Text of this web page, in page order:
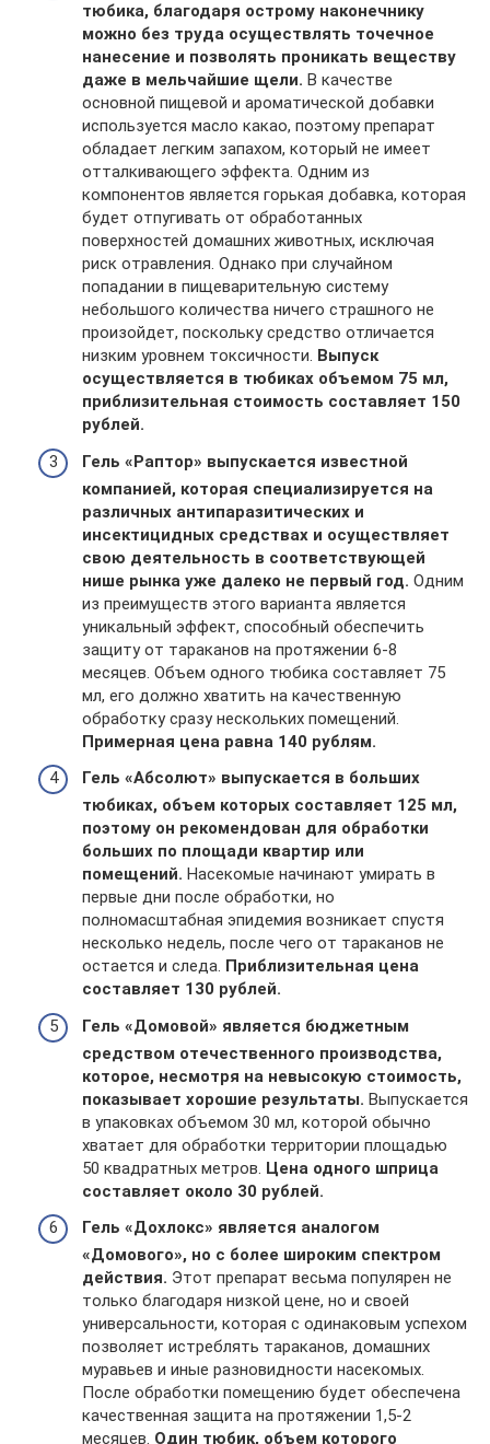
тюбика, благодаря острому наконечнику
можно без труда осуществлять точечное
нанесение и позволять проникать веществу
даже в мельчайшие щели. В качестве
основной пищевой и ароматической добавки
используется масло какао, поэтому препарат
обладает легким запахом, который не имеет
отталкивающего эффекта. Одним из
компонентов является горькая добавка, которая
будет отпугивать от обработанных
поверхностей домашних животных, исключая
риск отравления. Однако при случайном
попадании в пищеварительную систему
небольшого количества ничего страшного не
произойдет, поскольку средство отличается
низким уровнем токсичности. Выпуск
осуществляется в тюбиках объемом 75 мл,
приблизительная стоимость составляет 150
рублей.
Гель «Раптор» выпускается известной
компанией, которая специализируется на
различных антипаразитических и
инсектицидных средствах и осуществляет
свою деятельность в соответствующей
нише рынка уже далеко не первый год. Одним
из преимуществ этого варианта является
уникальный эффект, способный обеспечить
защиту от тараканов на протяжении 6-8
месяцев. Объем одного тюбика составляет 75
мл, его должно хватить на качественную
обработку сразу нескольких помещений.
Примерная цена равна 140 рублям.
Гель «Абсолют» выпускается в больших
тюбиках, объем которых составляет 125 мл,
поэтому он рекомендован для обработки
больших по площади квартир или
помещений. Насекомые начинают умирать в
первые дни после обработки, но
полномасштабная эпидемия возникает спустя
несколько недель, после чего от тараканов не
остается и следа. Приблизительная цена
составляет 130 рублей.
Гель «Домовой» является бюджетным
средством отечественного производства,
которое, несмотря на невысокую стоимость,
показывает хорошие результаты. Выпускается
в упаковках объемом 30 мл, которой обычно
хватает для обработки территории площадью
50 квадратных метров. Цена одного шприца
составляет около 30 рублей.
Гель «Дохлокс» является аналогом
«Домового», но с более широким спектром
действия. Этот препарат весьма популярен не
только благодаря низкой цене, но и своей
универсальности, которая с одинаковым успехом
позволяет истреблять тараканов, домашних
муравьев и иные разновидности насекомых.
После обработки помещению будет обеспечена
качественная защита на протяжении 1,5-2
месяцев. Один тюбик, объем которого